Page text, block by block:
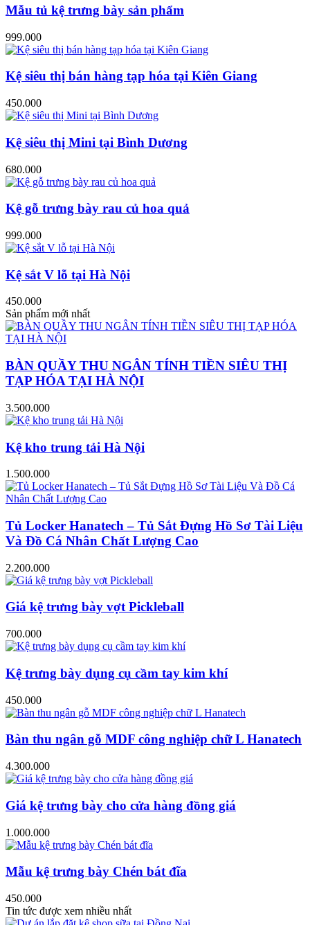
Mẫu tủ kệ trưng bày sản phẩm
999.000
Kệ siêu thị bán hàng tạp hóa tại Kiên Giang
450.000
Kệ siêu thị Mini tại Bình Dương
680.000
Kệ gỗ trưng bày rau củ hoa quả
999.000
Kệ sắt V lỗ tại Hà Nội
450.000
Sản phẩm mới nhất
BÀN QUẦY THU NGÂN TÍNH TIỀN SIÊU THỊ
TẠP HÓA TẠI HÀ NỘI
3.500.000
Kệ kho trung tải Hà Nội
1.500.000
Tủ Locker Hanatech – Tủ Sắt Đựng Hồ Sơ Tài Liệu
Và Đồ Cá Nhân Chất Lượng Cao
2.200.000
Giá kệ trưng bày vợt Pickleball
700.000
Kệ trưng bày dụng cụ cầm tay kim khí
450.000
Bàn thu ngân gỗ MDF công nghiệp chữ L Hanatech
4.300.000
Giá kệ trưng bày cho cửa hàng đồng giá
1.000.000
Mẫu kệ trưng bày Chén bát đĩa
450.000
Tin tức được xem nhiều nhất